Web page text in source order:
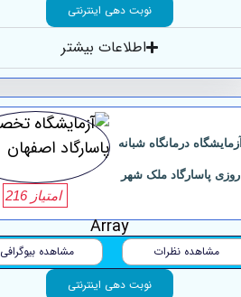
نوبت دهی اینترنتی
اطلاعات بیشتر
آزمایشگاه درمانگاه شبانه
روزی پاسارگاد ملک شهر
امتیاز 216
Array
مشاهده نظرات
مشاهده بیوگرافی
نوبت دهی اینترنتی